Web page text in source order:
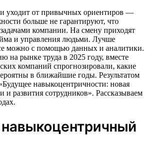
уходит от привычных ориентиров —
больше не гарантируют, что
компании. На смену приходят
и управления людьми. Лучше
можно с помощью данных и аналитики.
на рынке труда в 2025 году, вместе
компаний спрогнозировали, какие
в ближайшие годы. Результатом
навыкоцентричности: новая
и развития сотрудников». Рассказываем